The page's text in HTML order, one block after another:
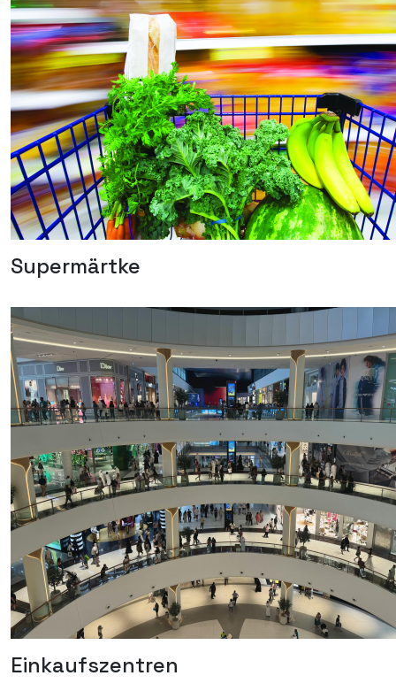
Supermärtke
Einkaufszentren